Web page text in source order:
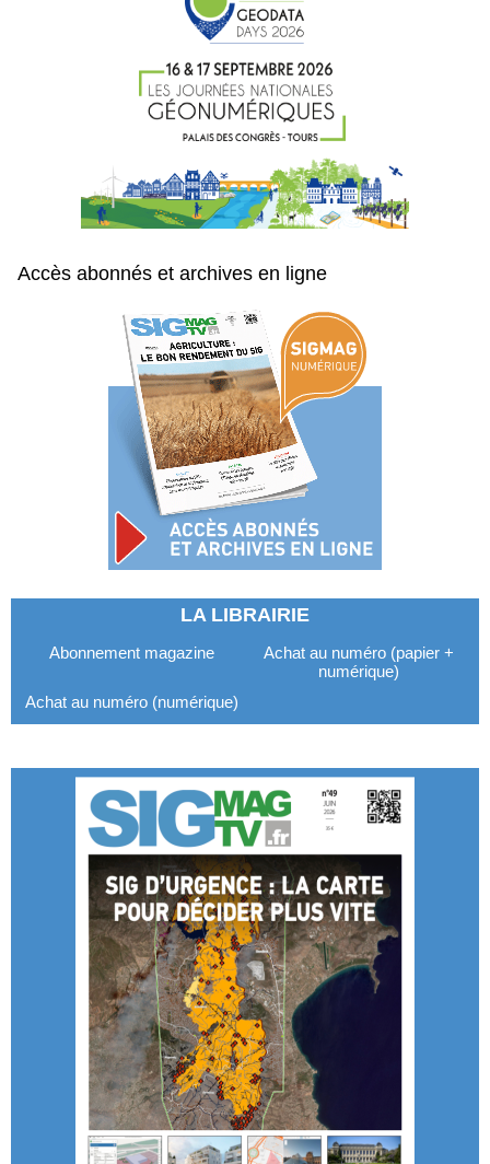
Accès abonnés et archives en ligne
LA LIBRAIRIE
Abonnement magazine
Achat au numéro (papier +
numérique)
Achat au numéro (numérique)